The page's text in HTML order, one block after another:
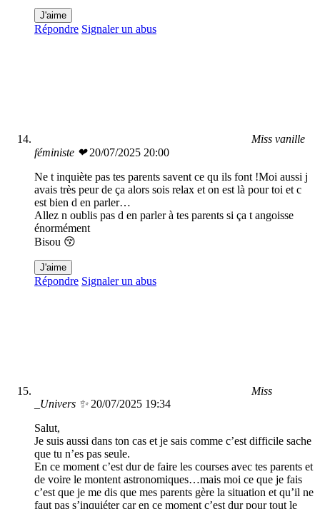
J'aime
Répondre Signaler un abus
Miss vanille
féministe ❤ 20/07/2025 20:00
Ne t inquiète pas tes parents savent ce qu ils font !Moi aussi j
avais très peur de ça alors sois relax et on est là pour toi et c
est bien d en parler…
Allez n oublis pas d en parler à tes parents si ça t angoisse
énormément
Bisou 😚
J'aime
Répondre Signaler un abus
Miss
_Univers ✨ 20/07/2025 19:34
Salut,
Je suis aussi dans ton cas et je sais comme c’est difficile sache
que tu n’es pas seule.
En ce moment c’est dur de faire les courses avec tes parents et
de voire le montent astronomiques…mais moi ce que je fais
c’est que je me dis que mes parents gère la situation et qu’il ne
faut pas s’inquiéter car en ce moment c’est dur pour tout le